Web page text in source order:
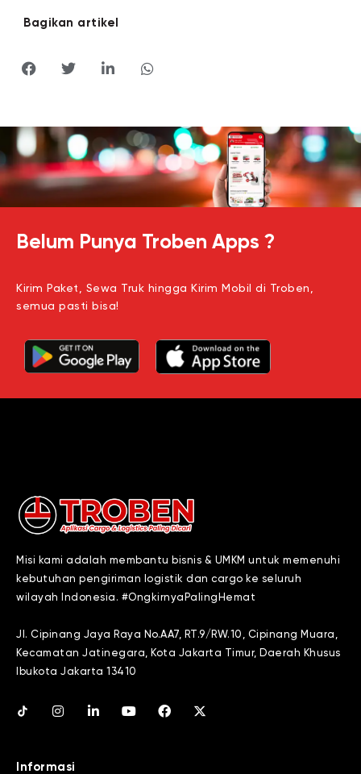
Bagikan artikel
Belum Punya Troben Apps ?
Kirim Paket, Sewa Truk hingga Kirim Mobil di Troben,
semua pasti bisa!
Misi kami adalah membantu bisnis & UMKM untuk memenuhi
kebutuhan pengiriman logistik dan cargo ke seluruh
wilayah Indonesia. #OngkirnyaPalingHemat
Jl. Cipinang Jaya Raya No.AA7, RT.9/RW.10, Cipinang Muara,
Kecamatan Jatinegara, Kota Jakarta Timur, Daerah Khusus
Ibukota Jakarta 13410
Informasi